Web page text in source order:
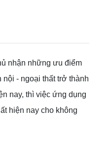
nhận những ưu điểm
- ngoại thất trở thành
nay, thì việc ứng dụng
hiện nay cho không